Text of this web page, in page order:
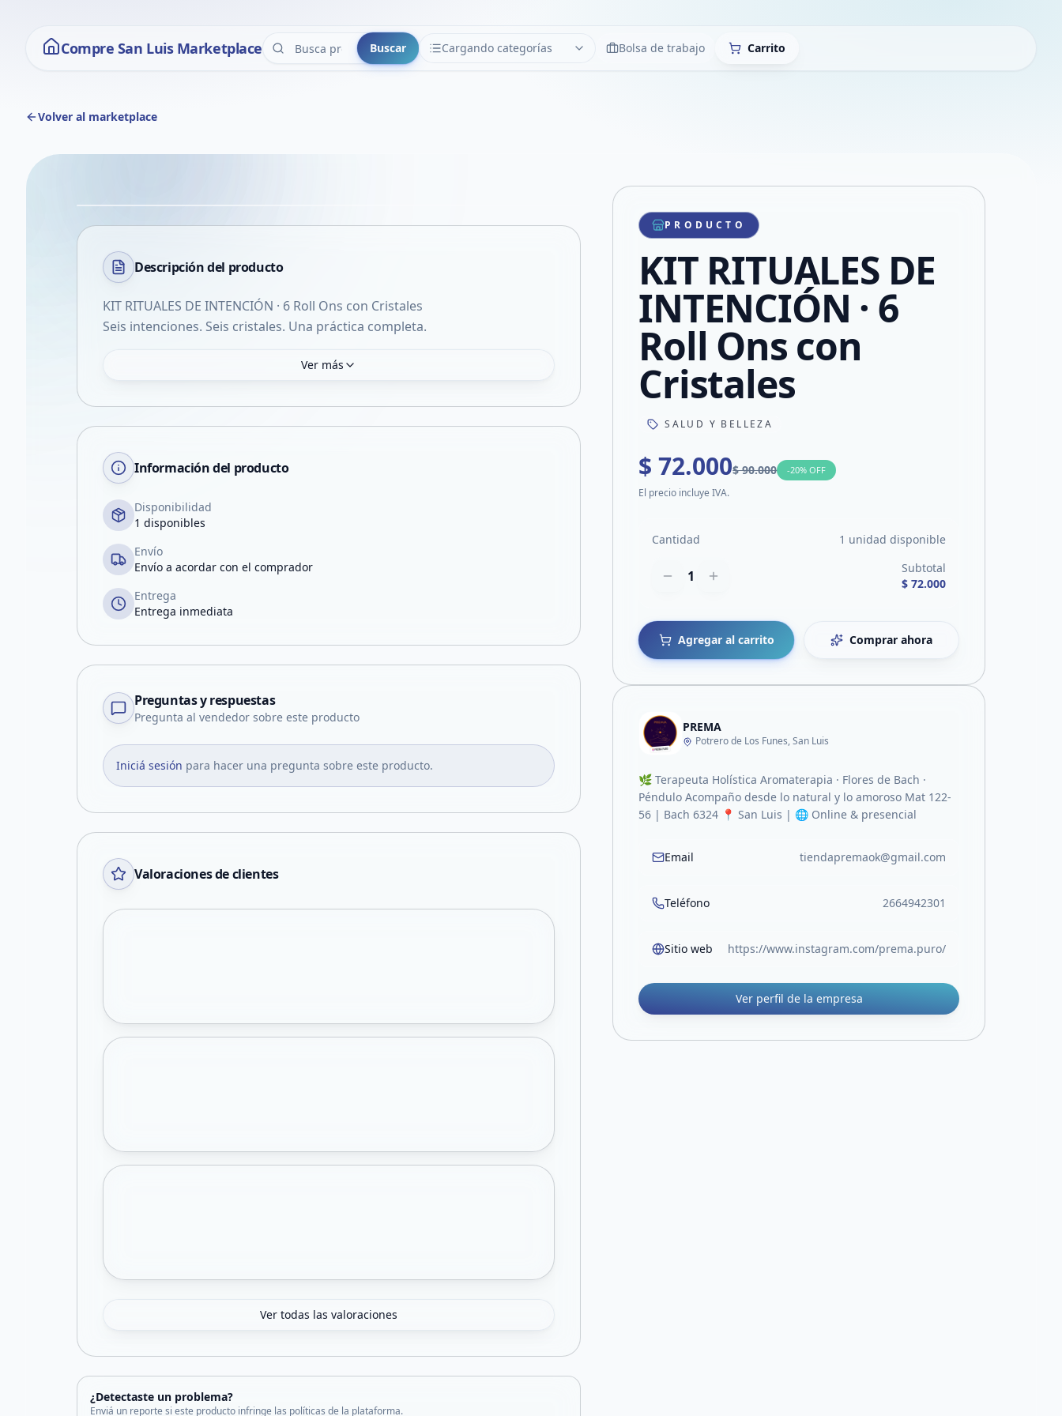
Compre San Luis Marketplace Buscar Cargando categorías
CATEGORÍAS LimpiarBolsa de trabajo Carrito
Volver al marketplace
VER EN PANTALLA COMPLETA
Compartir producto
Compartir por WhatsApp
Compartir por mail
Compartir en Facebook
Compartir en X
Descripción del producto
KIT RITUALES DE INTENCIÓN · 6 Roll Ons con Cristales
Ver más
Información del producto
Disponibilidad
1 disponibles
Envío
Envío a acordar con el comprador
Entrega
Entrega inmediata
Preguntas y respuestas
Pregunta al vendedor sobre este producto
Iniciá sesión para hacer una pregunta sobre este producto.
Valoraciones de clientes
Ver todas las valoraciones
¿Detectaste un problema?
Enviá un reporte si este producto infringe las políticas de la plataforma.
PRODUCTO
KIT RITUALES DE
INTENCIÓN · 6
Roll Ons con
Cristales
SALUD Y BELLEZA
$ 72.000$ 90.000 -20% OFF
El precio incluye IVA.
Cantidad 1 unidad disponible
1
Subtotal
$ 72.000
Agregar al carrito Comprar ahora
PREMA
Potrero de Los Funes, San Luis
🌿 Terapeuta Holística Aromaterapia · Flores de Bach ·
Péndulo Acompaño desde lo natural y lo amoroso Mat 122-
56 | Bach 6324 📍 San Luis | 🌐 Online & presencial
Email tiendapremaok@gmail.com
Teléfono 2664942301
Sitio web https://www.instagram.com/prema.puro/
Ver perfil de la empresa